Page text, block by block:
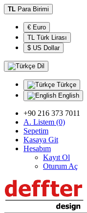
TL Para Birimi
€ Euro
TL Türk Lirası
$ US Dollar
Dil
Türkçe
English
+90 216 373 7011
A. Listem (0)
Sepetim
Kasaya Git
Hesabım
Kayıt Ol
Oturum Aç